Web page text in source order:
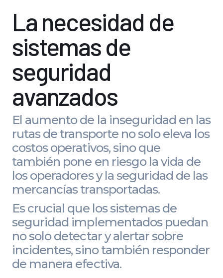
La necesidad de
sistemas de
seguridad
avanzados
El aumento de la inseguridad en las
rutas de transporte no solo eleva los
costos operativos, sino que
también pone en riesgo la vida de
los operadores y la seguridad de las
mercancías transportadas.
Es crucial que los sistemas de
seguridad implementados puedan
no solo detectar y alertar sobre
incidentes, sino también responder
de manera efectiva.